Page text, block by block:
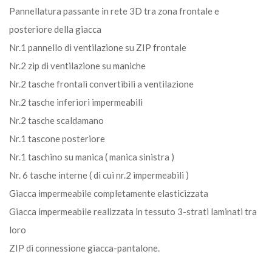
Pannellatura passante in rete 3D tra zona frontale e
posteriore della giacca
Nr.1 pannello di ventilazione su ZIP frontale
Nr.2 zip di ventilazione su maniche
Nr.2 tasche frontali convertibili a ventilazione
Nr.2 tasche inferiori impermeabili
Nr.2 tasche scaldamano
Nr.1 tascone posteriore
Nr.1 taschino su manica ( manica sinistra )
Nr. 6 tasche interne ( di cui nr.2 impermeabili )
Giacca impermeabile completamente elasticizzata
Giacca impermeabile realizzata in tessuto 3-strati laminati tra
loro
ZIP di connessione giacca-pantalone.